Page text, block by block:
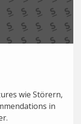
wie Störern,
in